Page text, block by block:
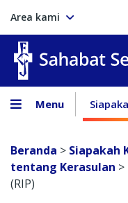
Area kami
Menu
Beranda > Siapakah
tentang Kerasulan >
(RIP)